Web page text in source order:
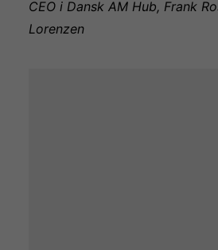
CEO i Dansk AM Hub, Frank
Lorenzen